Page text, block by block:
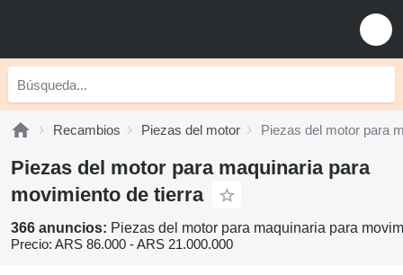
Recambios Piezas del motor Piezas del motor para
Piezas del motor para maquinaria para
movimiento de tierra
366 anuncios: Piezas del motor para maquinaria para
Precio: ARS 86.000 - ARS 21.000.000